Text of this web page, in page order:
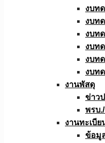
งบท
งบท
งบท
งบท
งบท
งบท
งานพัสดุ
ข่าว
พรบ
งานทะเบีย
ข้อมู